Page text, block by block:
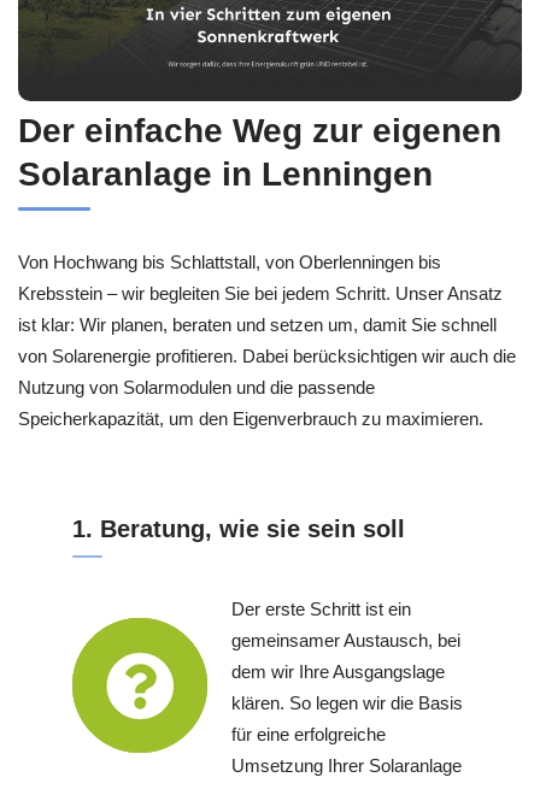
Der einfache Weg zur eigenen
Solaranlage in Lenningen
Von Hochwang bis Schlattstall, von Oberlenningen bis
Krebsstein – wir begleiten Sie bei jedem Schritt. Unser Ansatz
ist klar: Wir planen, beraten und setzen um, damit Sie schnell
von Solarenergie profitieren. Dabei berücksichtigen wir auch die
Nutzung von Solarmodulen und die passende
Speicherkapazität, um den Eigenverbrauch zu maximieren.
1. Beratung, wie sie sein soll
Der erste Schritt ist ein
gemeinsamer Austausch, bei
dem wir Ihre Ausgangslage
klären. So legen wir die Basis
für eine erfolgreiche
Umsetzung Ihrer Solaranlage